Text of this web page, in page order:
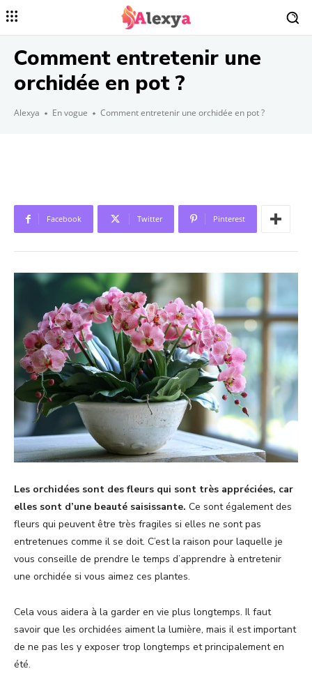
Comment entretenir une
orchidée en pot ?
Alexya En vogue Comment entretenir une orchidée en pot ?
Facebook Twitter Pinterest
Les orchidées sont des fleurs qui sont très appréciées, car
elles sont d’une beauté saisissante. Ce sont également des
fleurs qui peuvent être très fragiles si elles ne sont pas
entretenues comme il se doit. C’est la raison pour laquelle je
vous conseille de prendre le temps d’apprendre à entretenir
une orchidée si vous aimez ces plantes.
Cela vous aidera à la garder en vie plus longtemps. Il faut
savoir que les orchidées aiment la lumière, mais il est important
de ne pas les y exposer trop longtemps et principalement en
été.